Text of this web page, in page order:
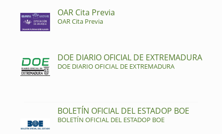
OAR Cita Previa
OAR Cita Previa
DOE DIARIO OFICIAL DE EXTREMADURA
DOE DIARIO OFICIAL DE EXTREMADURA
BOLETÍN OFICIAL DEL ESTADOP BOE
BOLETÍN OFICIAL DEL ESTADOP BOE